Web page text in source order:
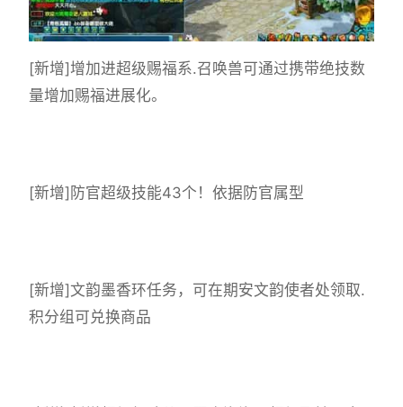
[新增]增加进超级赐福系.召唤兽可通过携带绝技数
量增加赐福进展化。
[新增]防官超级技能43个！依据防官属型
[新增]文韵墨香环任务，可在期安文韵使者处领取.
积分组可兑换商品